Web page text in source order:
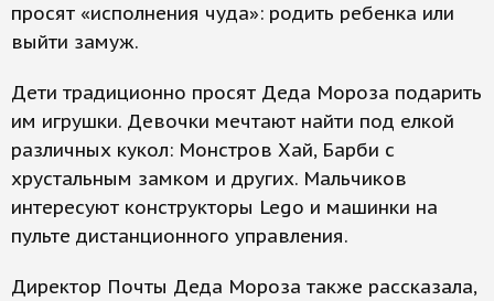
просят «исполнения чуда»: родить ребенка или
выйти замуж.
Дети традиционно просят Деда Мороза подарить
им игрушки. Девочки мечтают найти под елкой
различных кукол: Монстров Хай, Барби с
хрустальным замком и других. Мальчиков
интересуют конструкторы Lego и машинки на
пульте дистанционного управления.
Директор Почты Деда Мороза также рассказала,